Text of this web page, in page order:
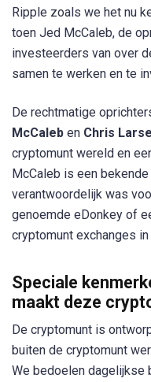
Ripple zoals we het nu
toen Jed McCaleb, de
investeerders van over
samen te werken en te
De rechtmatige
McCaleb en Chris
cryptomunt wereld en
McCaleb is een
verantwoordelijk was
genoemde eDonkey of
cryptomunt exchanges
Speciale
maakt deze
De cryptomunt is
buiten de cryptomunt
We bedoelen dagelijkse